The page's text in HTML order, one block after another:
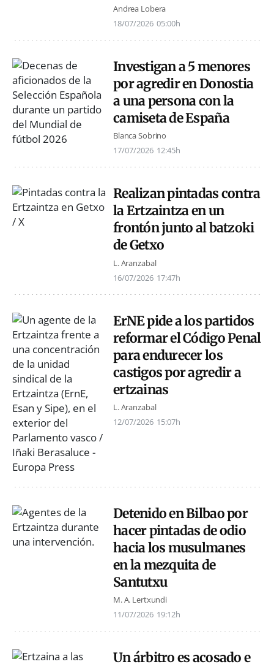
Andrea Lobera
18/07/2026 05:00h
Investigan a 5 menores
por agredir en Donostia
a una persona con la
camiseta de España
Blanca Sobrino
17/07/2026 12:45h
Realizan pintadas contra
la Ertzaintza en un
frontón junto al batzoki
de Getxo
L. Aranzabal
16/07/2026 17:47h
ErNE pide a los partidos
reformar el Código Penal
para endurecer los
castigos por agredir a
ertzainas
L. Aranzabal
12/07/2026 15:07h
Detenido en Bilbao por
hacer pintadas de odio
hacia los musulmanes
en la mezquita de
Santutxu
M. A. Lertxundi
11/07/2026 19:12h
Un árbitro es acosado e